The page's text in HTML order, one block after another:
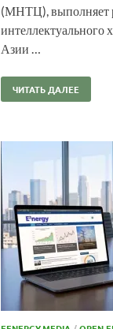
(МНТЦ), выполняет
интеллектуального
Азии …
ЧИТАТЬ ДАЛЕЕ